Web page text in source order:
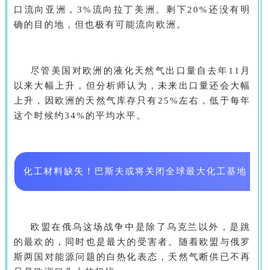
口流向亚洲，3%流向拉丁美洲。剩下20%还没有明
确的目的地，但也极有可能流向欧洲。
尽管美国对欧洲的液化天然气出口量自去年11月
以来大幅上升，但分析师认为，未来出口量还会大幅
上升，因欧洲的天然气库存只有25%左右，低于每年
这个时候约34%的平均水平。
化工材料缺失！巴斯夫或将关闭全球最大化工基地
欧盟在俄乌这场战争中是除了乌克兰以外，是跳
的最欢的，同时也是最大的受害者。随着欧盟与俄罗
斯两国对能源问题的白热化表态，天然气断供已不再